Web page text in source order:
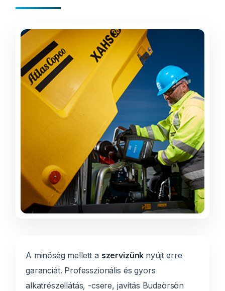
A minőség mellett a szervizünk nyújt erre
garanciát. Professzionális és gyors
alkatrészellátás, -csere, javítás Budaörsön